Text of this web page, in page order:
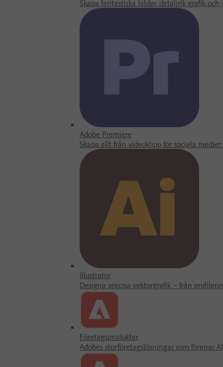
Skapa fantastiska bilder, detaljrik grafik
Adobe Premiere
Skapa allt från videoklipp för sociala
Illustrator
Designa precisa vektorgrafik – från
Företagsprodukter
Adobes storföretagslösningar som förenar